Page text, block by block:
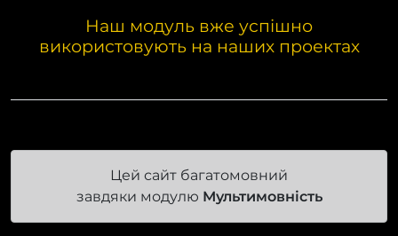
Наш модуль вже успішно
Цей сайт багатомовний
завдяки модулюМультимовність